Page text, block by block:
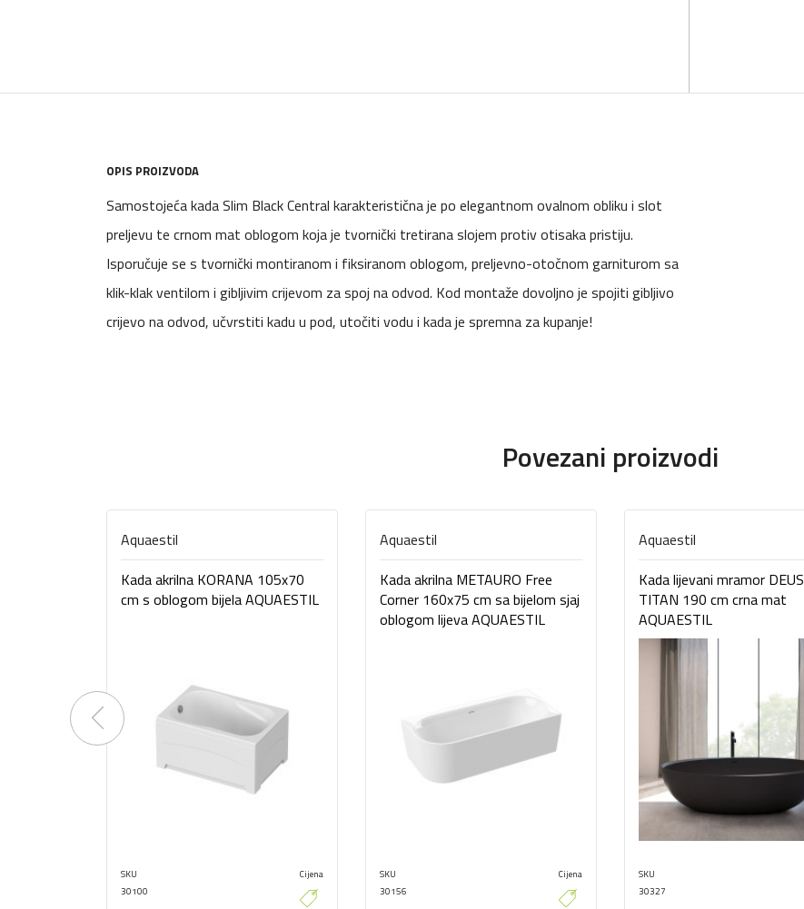
OPIS PROIZVODA
Samostojeća kada Slim Black Central karakteristična je po elegantnom ovalnom obliku i slot
preljevu te crnom mat oblogom koja je tvornički tretirana slojem protiv otisaka pristiju.
Isporučuje se s tvornički montiranom i fiksiranom oblogom, preljevno-otočnom garniturom sa
klik-klak ventilom i gibljivim crijevom za spoj na odvod. Kod montaže dovoljno je spojiti gibljivo
crijevo na odvod, učvrstiti kadu u pod, utočiti vodu i kada je spremna za kupanje!
Povezani proizvodi
Aquaestil
Kada akrilna KORANA 105x70
cm s oblogom bijela AQUAESTIL
SKU
30100
Cijena
Aquaestil
Kada akrilna METAURO Free
Corner 160x75 cm sa bijelom sjaj
oblogom lijeva AQUAESTIL
SKU
30156
Cijena
Aquaestil
Kada lijevani mramor DEUS
TITAN 190 cm crna mat
AQUAESTIL
SKU
30327
Previous